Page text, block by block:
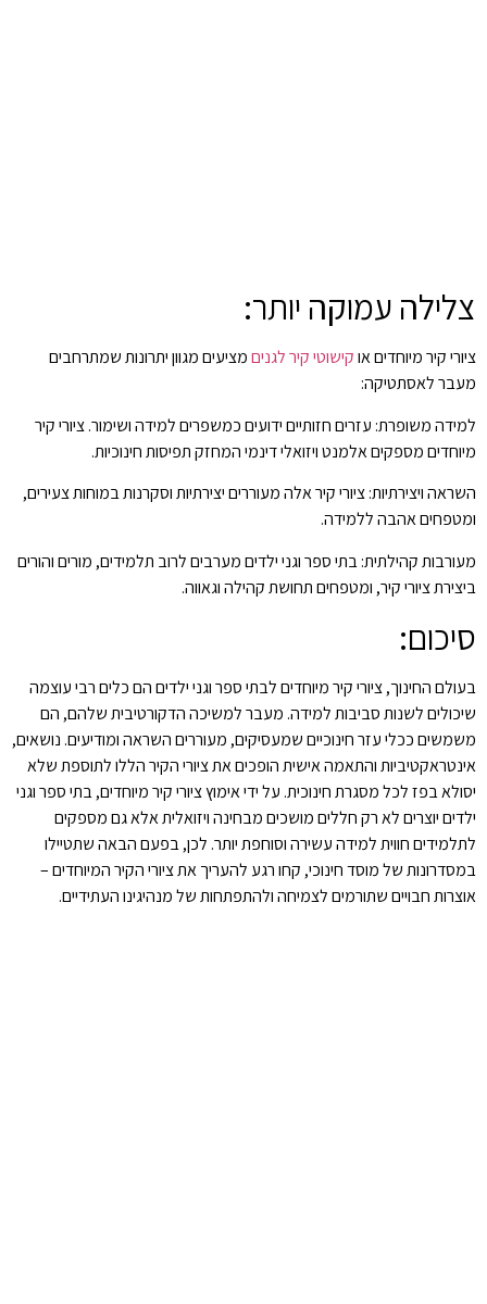
צלילה עמוקה יותר:
ציורי קיר מיוחדים אוקישוטי קיר לגניםמציעים מגוון יתרונות שמתרחבים
מעבר לאסתטיקה:
למידה משופרת: עזרים חזותיים ידועים כמשפרים למידה ושימור. ציורי קיר
מיוחדים מספקים אלמנט ויזואלי דינמי המחזק תפיסות חינוכיות.
השראה ויצירתיות: ציורי קיר אלה מעוררים יצירתיות וסקרנות במוחות צעירים,
ומטפחים אהבה ללמידה.
מעורבות קהילתית: בתי ספר וגני ילדים מערבים לרוב תלמידים, מורים והורים
ביצירת ציורי קיר, ומטפחים תחושת קהילה וגאווה.
סיכום:
בעולם החינוך, ציורי קיר מיוחדים לבתי ספר וגני ילדים הם כלים רבי עוצמה
שיכולים לשנות סביבות למידה. מעבר למשיכה הדקורטיבית שלהם, הם
משמשים ככלי עזר חינוכיים שמעסיקים, מעוררים השראה ומודיעים. נושאים,
אינטראקטיביות והתאמה אישית הופכים את ציורי הקיר הללו לתוספת שלא
יסולא בפז לכל מסגרת חינוכית. על ידי אימוץ ציורי קיר מיוחדים, בתי ספר וגני
ילדים יוצרים לא רק חללים מושכים מבחינה ויזואלית אלא גם מספקים
לתלמידים חווית למידה עשירה וסוחפת יותר. לכן, בפעם הבאה שתטיילו
במסדרונות של מוסד חינוכי, קחו רגע להעריך את ציורי הקיר המיוחדים –
אוצרות חבויים שתורמים לצמיחה ולהתפתחות של מנהיגינו העתידיים.